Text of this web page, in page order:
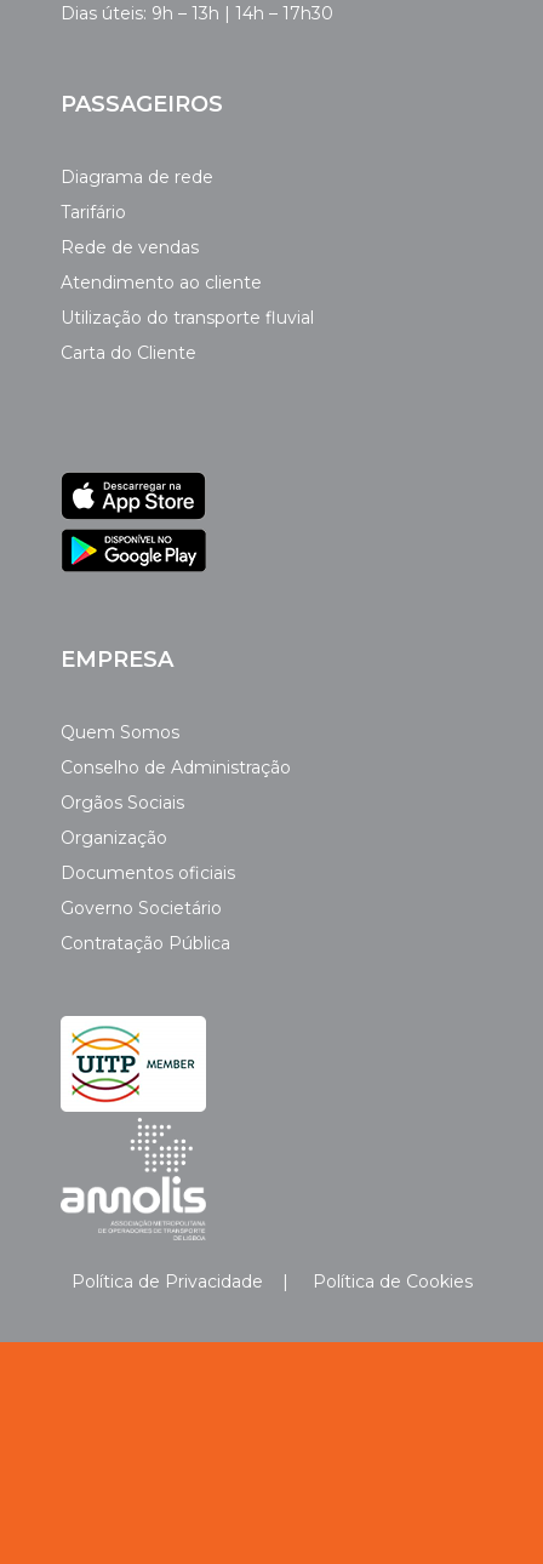
Dias úteis: 9h – 13h | 14h – 17h30
PASSAGEIROS
Diagrama de rede
Tarifário
Rede de vendas
Atendimento ao cliente
Utilização do transporte fluvial
Carta do Cliente
EMPRESA
Quem Somos
Conselho de Administração
Orgãos Sociais
Organização
Documentos oficiais
Governo Societário
Contratação Pública
Política de Privacidade | Política de Cookies